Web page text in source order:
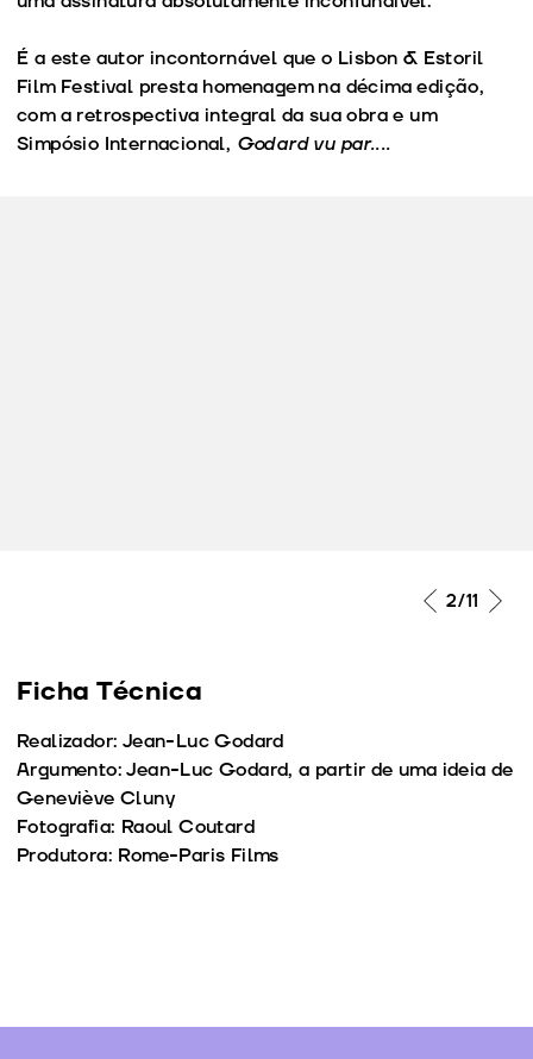
É a este autor incontornável que o Lisbon & Estoril
Film Festival presta homenagem na décima edição,
com a retrospectiva integral da sua obra e um
Simpósio Internacional, Godard vu par....
2/11
Ficha Técnica
Realizador: Jean-Luc Godard
Argumento: Jean-Luc Godard, a partir de uma ideia de
Geneviève Cluny
Fotografia: Raoul Coutard
Produtora: Rome-Paris Films